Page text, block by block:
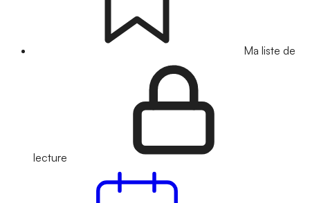
Ma liste de
lecture